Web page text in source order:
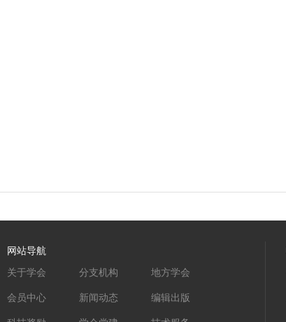
网站导航
关于学会
分支机构 地方学会
会员中心 新闻动态 编辑出版